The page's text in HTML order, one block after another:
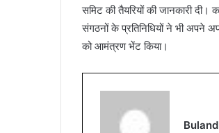
समिट की तैयरियों की जानकारी दी।
संगठनों के प्रतिनिधियों ने भी अपने
को आमंत्रण भेंट किया।